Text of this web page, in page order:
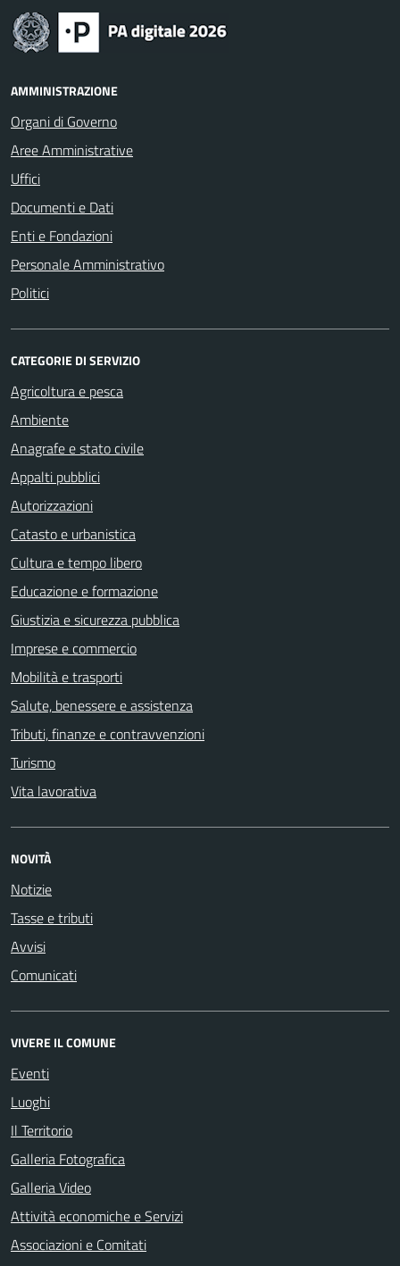
AMMINISTRAZIONE
Organi di Governo
Aree Amministrative
Uffici
Documenti e Dati
Enti e Fondazioni
Personale Amministrativo
Politici
CATEGORIE DI SERVIZIO
Agricoltura e pesca
Ambiente
Anagrafe e stato civile
Appalti pubblici
Autorizzazioni
Catasto e urbanistica
Cultura e tempo libero
Educazione e formazione
Giustizia e sicurezza pubblica
Imprese e commercio
Mobilità e trasporti
Salute, benessere e assistenza
Tributi, finanze e contravvenzioni
Turismo
Vita lavorativa
NOVITÀ
Notizie
Tasse e tributi
Avvisi
Comunicati
VIVERE IL COMUNE
Eventi
Luoghi
Il Territorio
Galleria Fotografica
Galleria Video
Attività economiche e Servizi
Associazioni e Comitati